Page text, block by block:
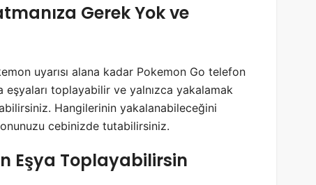
Gerek Yok ve
uyarısı alana kadar Pokemon Go telefon
eşyaları toplayabilir ve yalnızca yakalamak
Hangilerinin yakalanabileceğini
cebinizde tutabilirsiniz.
Eşya Toplayabilirsin